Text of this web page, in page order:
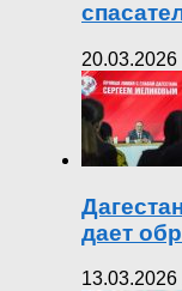
20.03.2026
дает
13.03.2026